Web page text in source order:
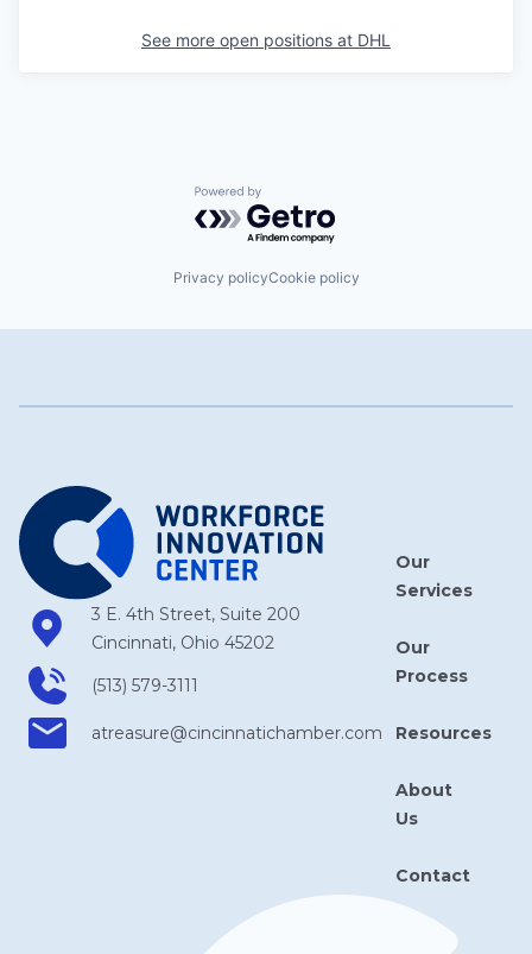
See more open positions at DHL
Powered by Getro.com
Privacy policyCookie policy
3 E. 4th Street, Suite 200
Cincinnati, Ohio 45202
(513) 579-3111
atreasure​@cincinnatichamber​.com
Our
Services
Our
Process
Resources
About
Us
Contact